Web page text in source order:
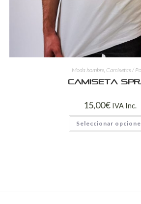
Moda hombre Camisetas /
Camiseta
15,00€ IVA Inc.
Seleccionar